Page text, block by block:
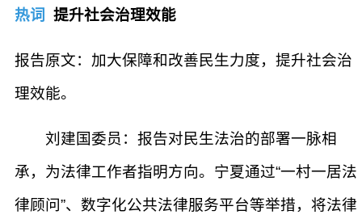
热词 提升社会治理效能
报告原文：加大保障和改善民生力度，提升社会治
理效能。
刘建国委员：报告对民生法治的部署一脉相
承，为法律工作者指明方向。宁夏通过“一村一居法
律顾问”、数字化公共法律服务平台等举措，将法律